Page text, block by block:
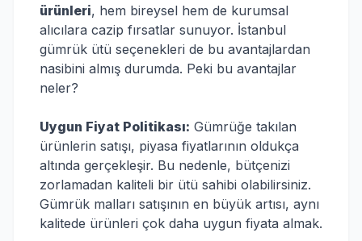
ürünleri, hem bireysel hem de kurumsal
alıcılara cazip fırsatlar sunuyor. İstanbul
gümrük ütü seçenekleri de bu avantajlardan
nasibini almış durumda. Peki bu avantajlar
neler?
Uygun Fiyat Politikası: Gümrüğe takılan
ürünlerin satışı, piyasa fiyatlarının oldukça
altında gerçekleşir. Bu nedenle, bütçenizi
zorlamadan kaliteli bir ütü sahibi olabilirsiniz.
Gümrük malları satışının en büyük artısı, aynı
kalitede ürünleri çok daha uygun fiyata almak.